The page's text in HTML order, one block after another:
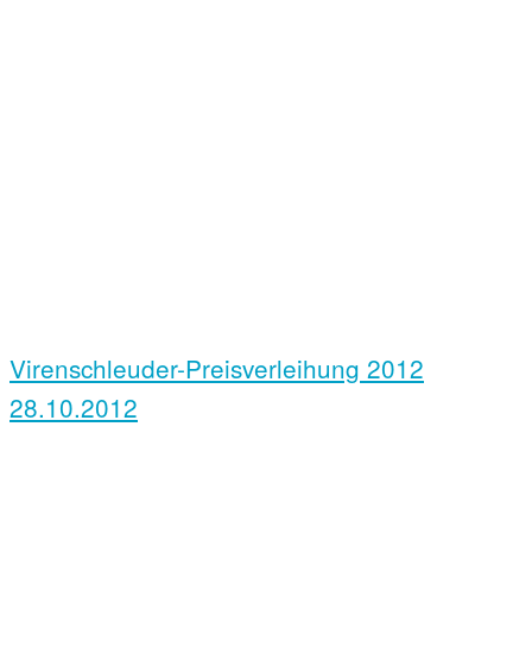
Virenschleuder-Preisverleihung 2012
28.10.2012